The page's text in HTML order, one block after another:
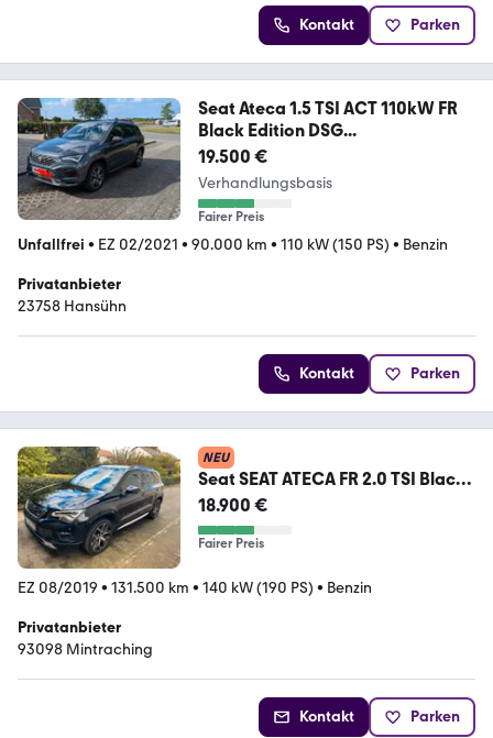
Kontakt Parken
Seat Ateca 1.5 TSI ACT 110kW FR
Black Edition DSG...
19.500 €
Verhandlungsbasis
Fairer Preis
Unfallfrei • EZ 02/2021 • 90.000 km • 110 kW (150 PS) • Benzin
Privatanbieter
23758 Hansühn
Kontakt Parken
NEU
Seat SEAT ATECA FR 2.0 TSI Black
Edition AHK DS...
18.900 €
Fairer Preis
EZ 08/2019 • 131.500 km • 140 kW (190 PS) • Benzin
Privatanbieter
93098 Mintraching
Kontakt Parken